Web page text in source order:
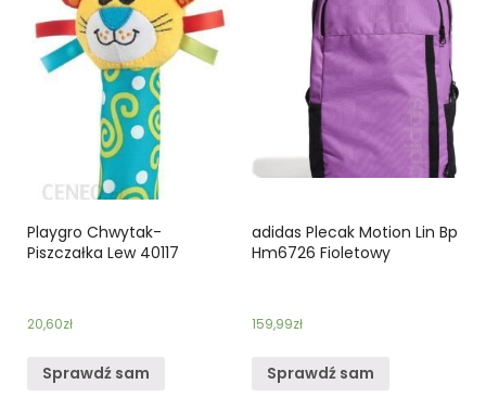
Playgro Chwytak-
Piszczałka Lew 40117
20,60zł
Sprawdź sam
adidas Plecak Motion Lin Bp
Hm6726 Fioletowy
159,99zł
Sprawdź sam